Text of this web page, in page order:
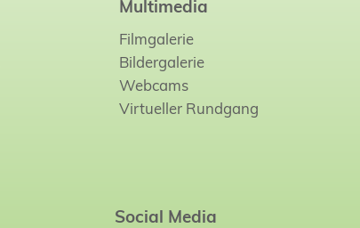
Multimedia
Filmgalerie
Bildergalerie
Webcams
Virtueller Rundgang
Social Media